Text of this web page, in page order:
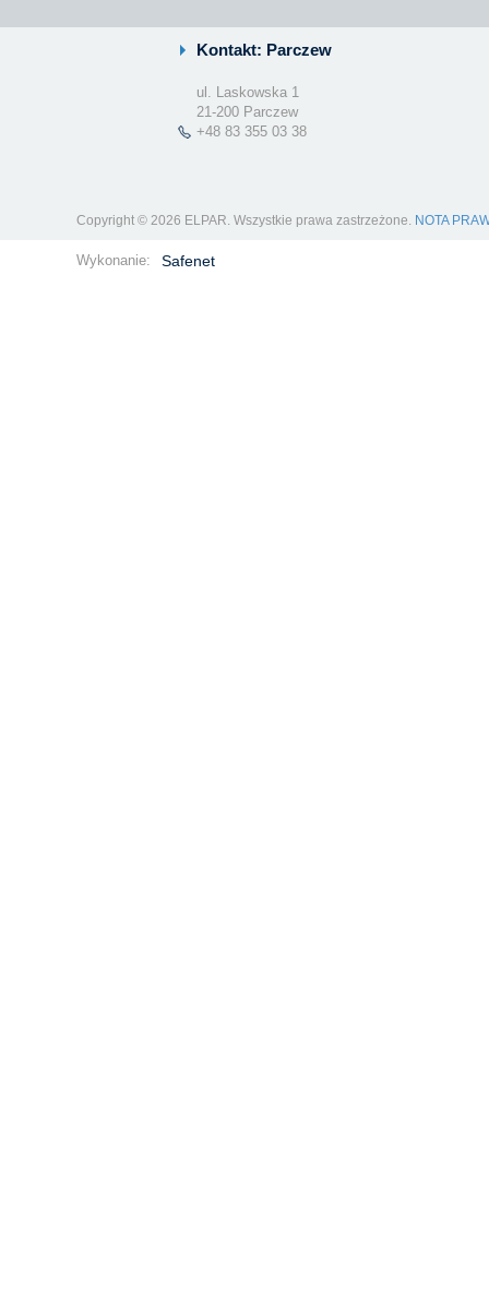
Kontakt: Parczew
ul. Laskowska 1
21-200 Parczew
+48 83 355 03 38
Copyright © 2026 ELPAR. Wszystkie prawa zastrzeżone. NOTA
Wykonanie: Safenet